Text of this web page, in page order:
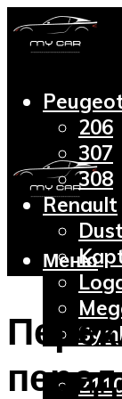
206
307
308
Renault
Lada
Меню